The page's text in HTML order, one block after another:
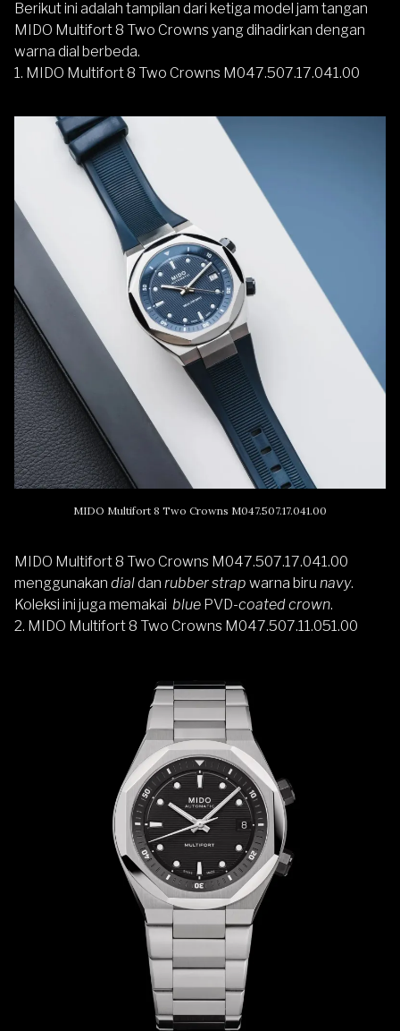
Berikut ini adalah tampilan dari ketiga model jam tangan
MIDO Multifort 8 Two Crowns yang dihadirkan dengan
warna dial berbeda.
1. MIDO Multifort 8 Two Crowns M047.507.17.041.00
MIDO Multifort 8 Two Crowns M047.507.17.041.00
MIDO Multifort 8 Two Crowns M047.507.17.041.00
menggunakan dialdan rubber strap warna biru navy.
Koleksi ini juga memakai blue PVD-coated crown.
2. MIDO Multifort 8 Two Crowns M047.507.11.051.00